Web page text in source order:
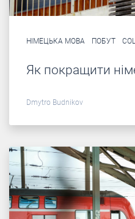
НІМЕЦЬКА МОВА ПОБУТ
Як покращити
Dmytro Budnikov